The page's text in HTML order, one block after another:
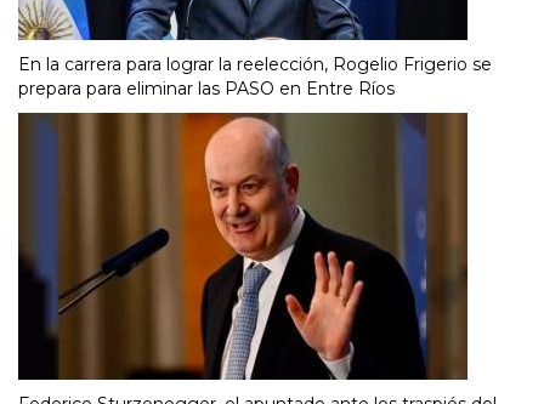
En la carrera para lograr la reelección, Rogelio Frigerio se
prepara para eliminar las PASO en Entre Ríos